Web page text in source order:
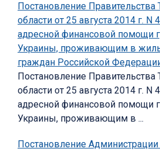
Постановление
области от 25 августа 2014 г. N
адресной финансовой помощи
Украины, проживающим в
граждан Российской
Постановление
области от 25 августа 2014 г. N
адресной финансовой помощи
Украины, проживающим в ...
Постановление Администрации